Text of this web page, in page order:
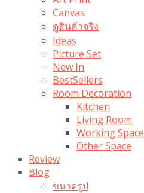
Canvas
ดูสินค้าจริง
Ideas
Picture Set
New In
BestSellers
Room Decoration
Kitchen
Living Room
Working Space
Other Space
Review
Blog
ขนาดรูป